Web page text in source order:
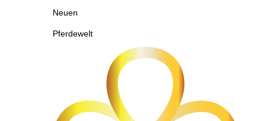
Neuen
Pferdewelt